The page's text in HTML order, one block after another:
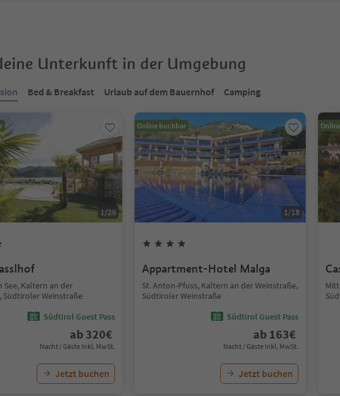
Unterkunft in der Umgebung
Bed & Breakfast Urlaub auf dem Bauernhof Camping
1/29
See, Kaltern an der
Südtiroler Weinstraße
Südtirol Guest Pass
ab 320€
Nacht / Gäste Inkl. MwSt.
Jetzt buchen
Online buchbar
1/18
Appartment-Hotel Malga
St. Anton-Pfuss, Kaltern an der Weinstraße,
Südtiroler Weinstraße
Südtirol Guest Pass
ab 163€
Nacht / Gäste Inkl. MwSt.
Jetzt buchen